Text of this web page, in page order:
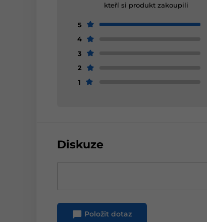
kteří si produkt zakoupili
5
4
3
2
1
Diskuze
Položit dotaz